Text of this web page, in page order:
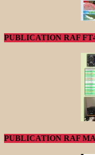
PUBLICATION RAF
PUBLICATION RAF